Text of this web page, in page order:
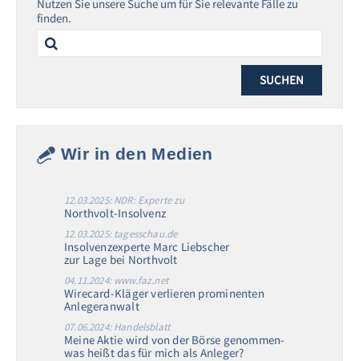
Nutzen Sie unsere Suche um für Sie relevante Fälle zu
finden.
Search
for:
Wir in den Medien
12.03.2025: NDR: Experte zu
Northvolt-Insolvenz
12.03.2025: tagesschau.de
Insolvenzexperte Marc Liebscher
zur Lage bei Northvolt
04.11.2024: www.faz.net
Wirecard-Kläger verlieren prominenten
Anlegeranwalt
07.06.2024: Handelsblatt
Meine Aktie wird von der Börse genommen-
was heißt das für mich als Anleger?